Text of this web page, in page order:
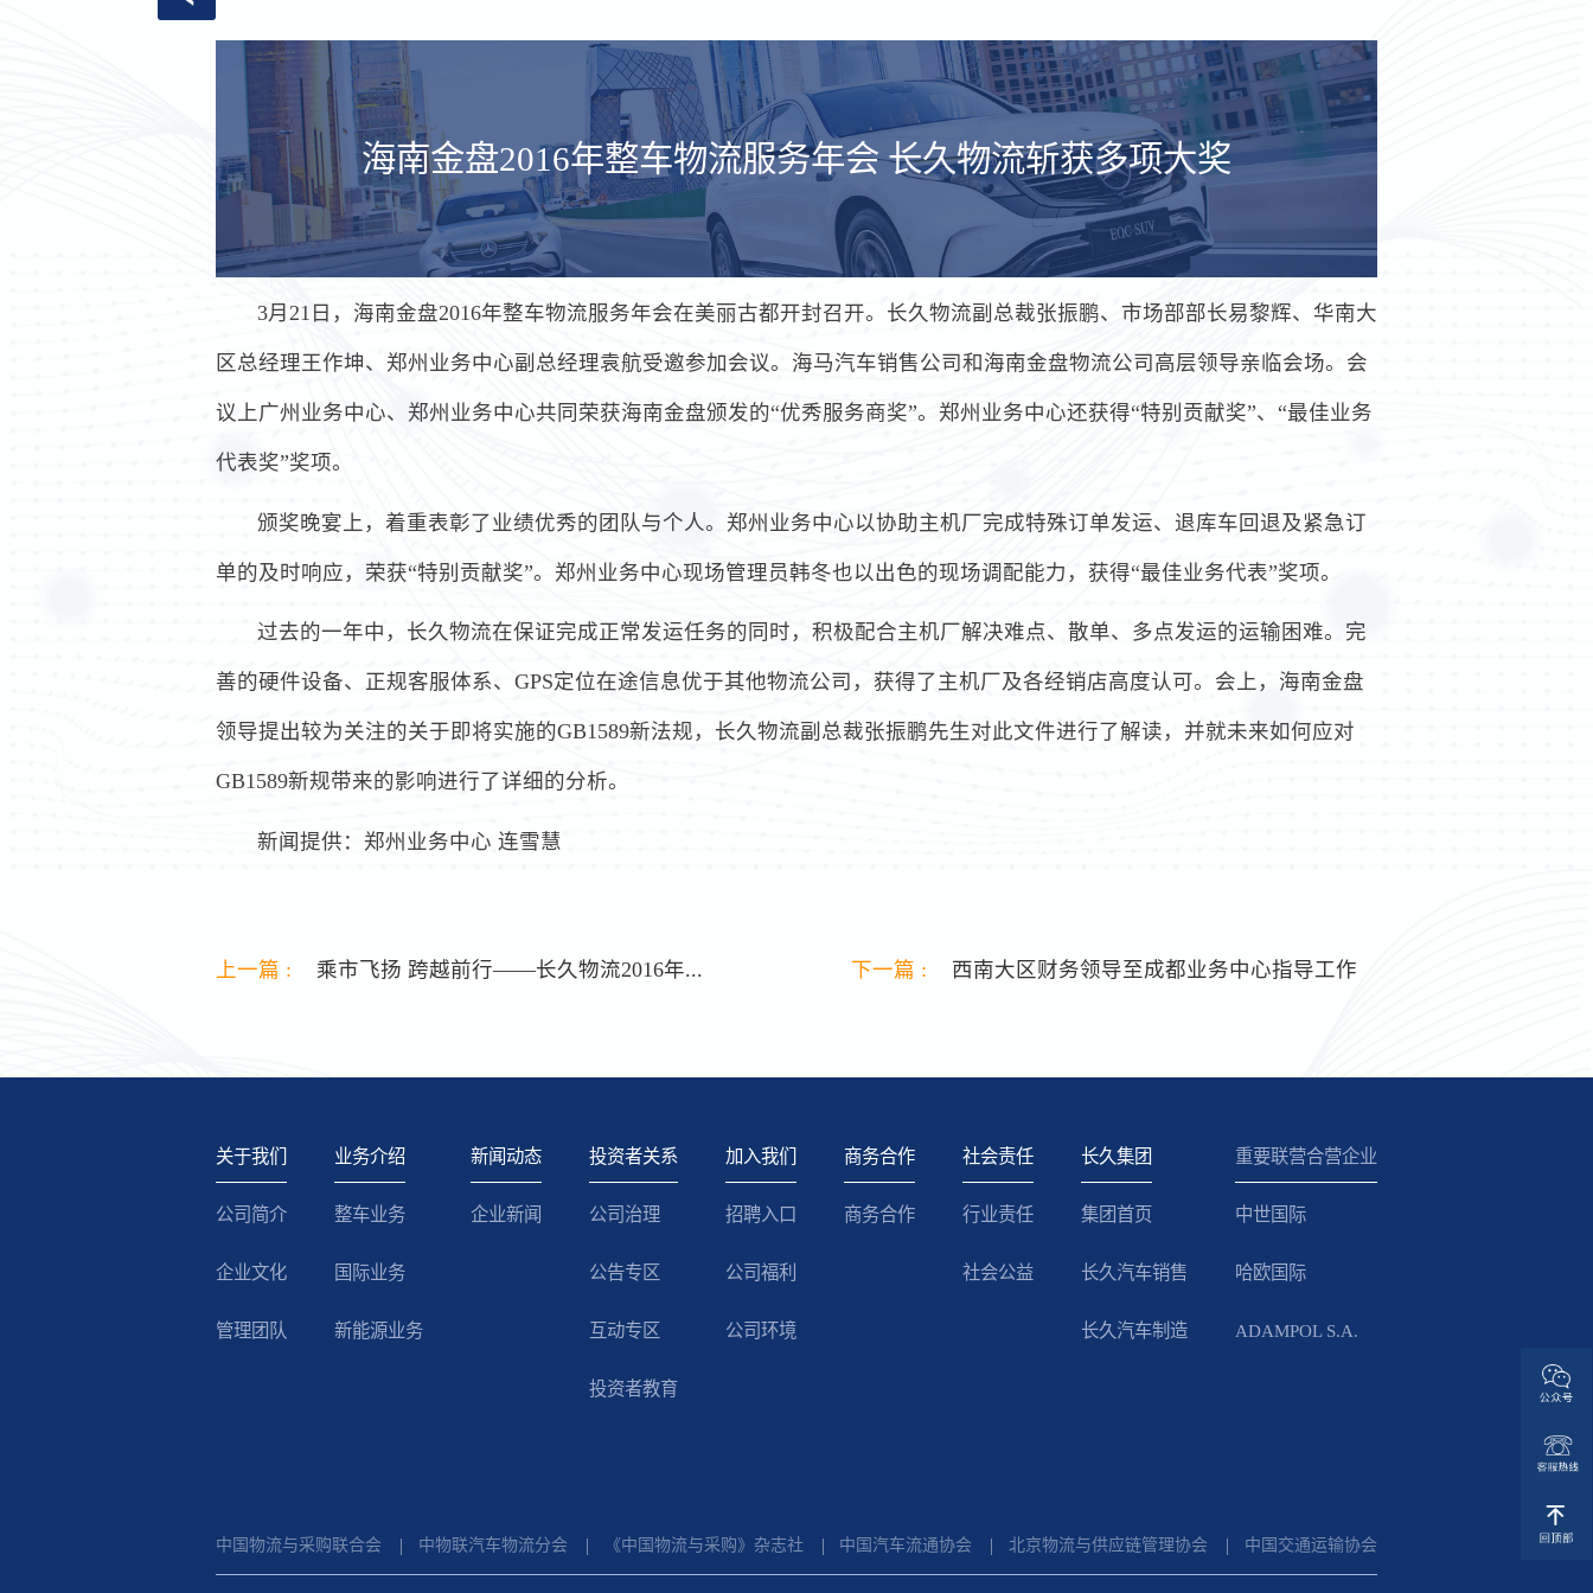
海南金盘2016年整车物流服务年会 长久物流斩获多项大奖
3月21日，海南金盘2016年整车物流服务年会在美丽古都开封召开。长久物流副总裁张振鹏、市场部部长易黎辉、华南大
区总经理王作坤、郑州业务中心副总经理袁航受邀参加会议。海马汽车销售公司和海南金盘物流公司高层领导亲临会场。会
议上广州业务中心、郑州业务中心共同荣获海南金盘颁发的“优秀服务商奖”。郑州业务中心还获得“特别贡献奖”、“最佳业务
代表奖”奖项。
颁奖晚宴上，着重表彰了业绩优秀的团队与个人。郑州业务中心以协助主机厂完成特殊订单发运、退库车回退及紧急订
单的及时响应，荣获“特别贡献奖”。郑州业务中心现场管理员韩冬也以出色的现场调配能力，获得“最佳业务代表”奖项。
过去的一年中，长久物流在保证完成正常发运任务的同时，积极配合主机厂解决难点、散单、多点发运的运输困难。完
善的硬件设备、正规客服体系、GPS定位在途信息优于其他物流公司，获得了主机厂及各经销店高度认可。会上，海南金盘
领导提出较为关注的关于即将实施的GB1589新法规，长久物流副总裁张振鹏先生对此文件进行了解读，并就未来如何应对
GB1589新规带来的影响进行了详细的分析。
新闻提供：郑州业务中心 连雪慧
上一篇 : 乘市飞扬 跨越前行——长久物流2016年... 下一篇 : 西南大区财务领导至成都业务中心指导工作
关于我们
公司简介
企业文化
管理团队
业务介绍
整车业务
国际业务
新能源业务
新闻动态
企业新闻
投资者关系
公司治理
公告专区
互动专区
投资者教育
加入我们
招聘入口
公司福利
公司环境
商务合作
商务合作
社会责任
行业责任
社会公益
长久集团
集团首页
长久汽车销售
长久汽车制造
重要联营合营企业
中世国际
哈欧国际
ADAMPOL S.A.
中国物流与采购联合会 中物联汽车物流分会 《中国物流与采购》杂志社 中国汽车流通协会 北京物流与供应链管理协会 中国交通运输协会